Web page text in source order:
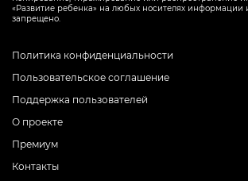
«Развитие ребенка» на любых носителях
запрещено.
Политика конфиденциальности
Пользовательское соглашение
Поддержка пользователей
О проекте
Премиум
Контакты